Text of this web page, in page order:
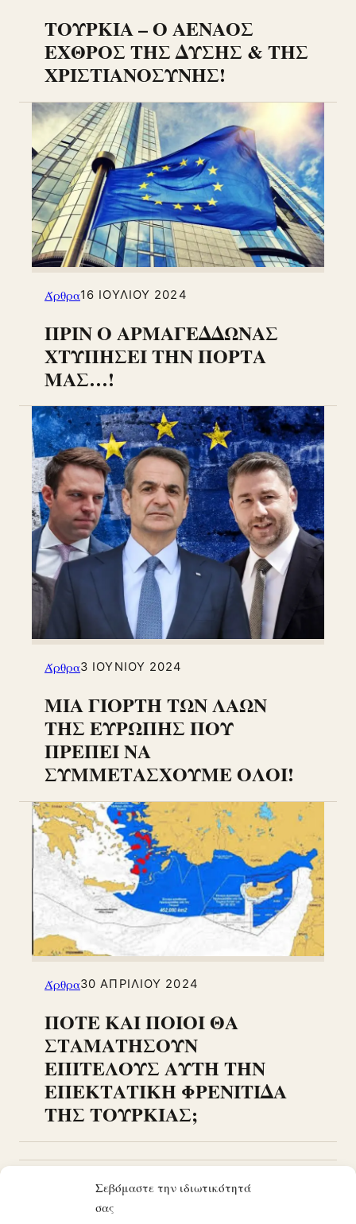
Σεβόμαστε την ιδιωτικότητά
σας
ΤΟΥΡΚΙΑ – Ο ΑΕΝΑΟΣ
ΕΧΘΡΟΣ ΤΗΣ ΔΥΣΗΣ & ΤΗΣ
ΧΡΙΣΤΙΑΝΟΣΥΝΗΣ!
Άρθρα16 ΙΟΥΛΊΟΥ 2024
ΠΡΙΝ Ο ΑΡΜΑΓΕΔΔΩΝΑΣ
ΧΤΥΠΗΣΕΙ ΤΗΝ ΠΟΡΤΑ
ΜΑΣ…!
Άρθρα3 ΙΟΥΝΊΟΥ 2024
ΜΙΑ ΓΙΟΡΤΗ ΤΩΝ ΛΑΩΝ
ΤΗΣ ΕΥΡΩΠΗΣ ΠΟΥ
ΠΡΕΠΕΙ ΝΑ
ΣΥΜΜΕΤΑΣΧΟΥΜΕ ΟΛΟΙ!
Άρθρα30 ΑΠΡΙΛΊΟΥ 2024
ΠΟΤΕ ΚΑΙ ΠΟΙΟΙ ΘΑ
ΣΤΑΜΑΤΗΣΟΥΝ
ΕΠΙΤΕΛΟΥΣ ΑΥΤΗ ΤΗΝ
ΕΠΕΚΤΑΤΙΚΗ ΦΡΕΝΙΤΙΔΑ
ΤΗΣ ΤΟΥΡΚΙΑΣ;
2 3 … 38 Παλαιότερα